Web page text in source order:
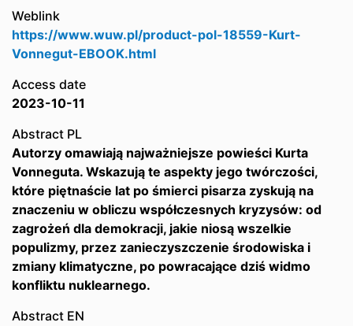
Weblink
https://www.wuw.pl/product-pol-18559-Kurt-
Vonnegut-EBOOK.html
Access date
2023-10-11
Abstract PL
Autorzy omawiają najważniejsze powieści Kurta
Vonneguta. Wskazują te aspekty jego twórczości,
które piętnaście lat po śmierci pisarza zyskują na
znaczeniu w obliczu współczesnych kryzysów: od
zagrożeń dla demokracji, jakie niosą wszelkie
populizmy, przez zanieczyszczenie środowiska i
zmiany klimatyczne, po powracające dziś widmo
konfliktu nuklearnego.
Abstract EN